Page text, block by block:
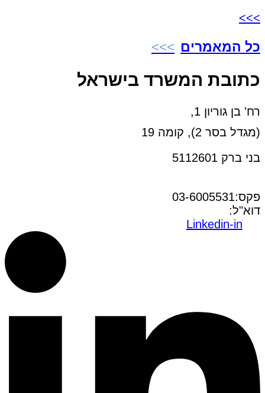
>>>
כל המאמרים
כתובת המשרד בישראל
רח' בן גוריון 1,
(מגדל בסר 2), קומה 19
בני ברק 5112601
פקס:03-6005531
דוא"ל:
Linkedin-in